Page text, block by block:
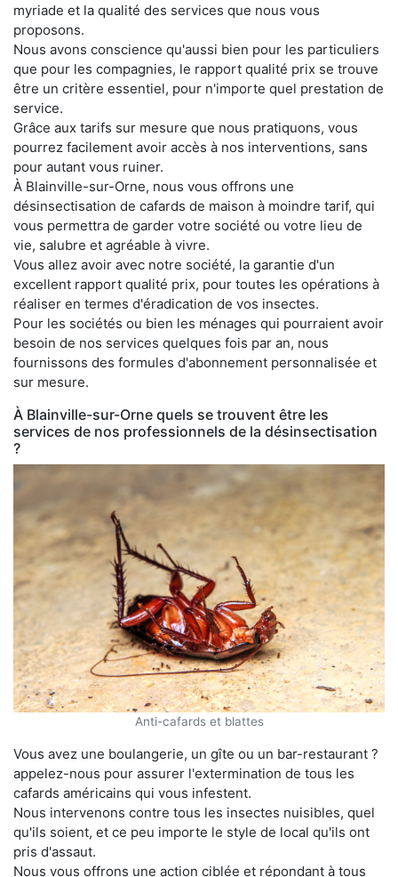
myriade et la qualité des services que nous vous
proposons.
Nous avons conscience qu'aussi bien pour les particuliers
que pour les compagnies, le rapport qualité prix se trouve
être un critère essentiel, pour n'importe quel prestation de
service.
Grâce aux tarifs sur mesure que nous pratiquons, vous
pourrez facilement avoir accès à nos interventions, sans
pour autant vous ruiner.
À Blainville-sur-Orne, nous vous offrons une
désinsectisation de cafards de maison à moindre tarif, qui
vous permettra de garder votre société ou votre lieu de
vie, salubre et agréable à vivre.
Vous allez avoir avec notre société, la garantie d'un
excellent rapport qualité prix, pour toutes les opérations à
réaliser en termes d'éradication de vos insectes.
Pour les sociétés ou bien les ménages qui pourraient avoir
besoin de nos services quelques fois par an, nous
fournissons des formules d'abonnement personnalisée et
sur mesure.
À Blainville-sur-Orne quels se trouvent être les
services de nos professionnels de la désinsectisation
?
Anti-cafards et blattes
Vous avez une boulangerie, un gîte ou un bar-restaurant ?
appelez-nous pour assurer l'extermination de tous les
cafards américains qui vous infestent.
Nous intervenons contre tous les insectes nuisibles, quel
qu'ils soient, et ce peu importe le style de local qu'ils ont
pris d'assaut.
Nous vous offrons une action ciblée et répondant à tous